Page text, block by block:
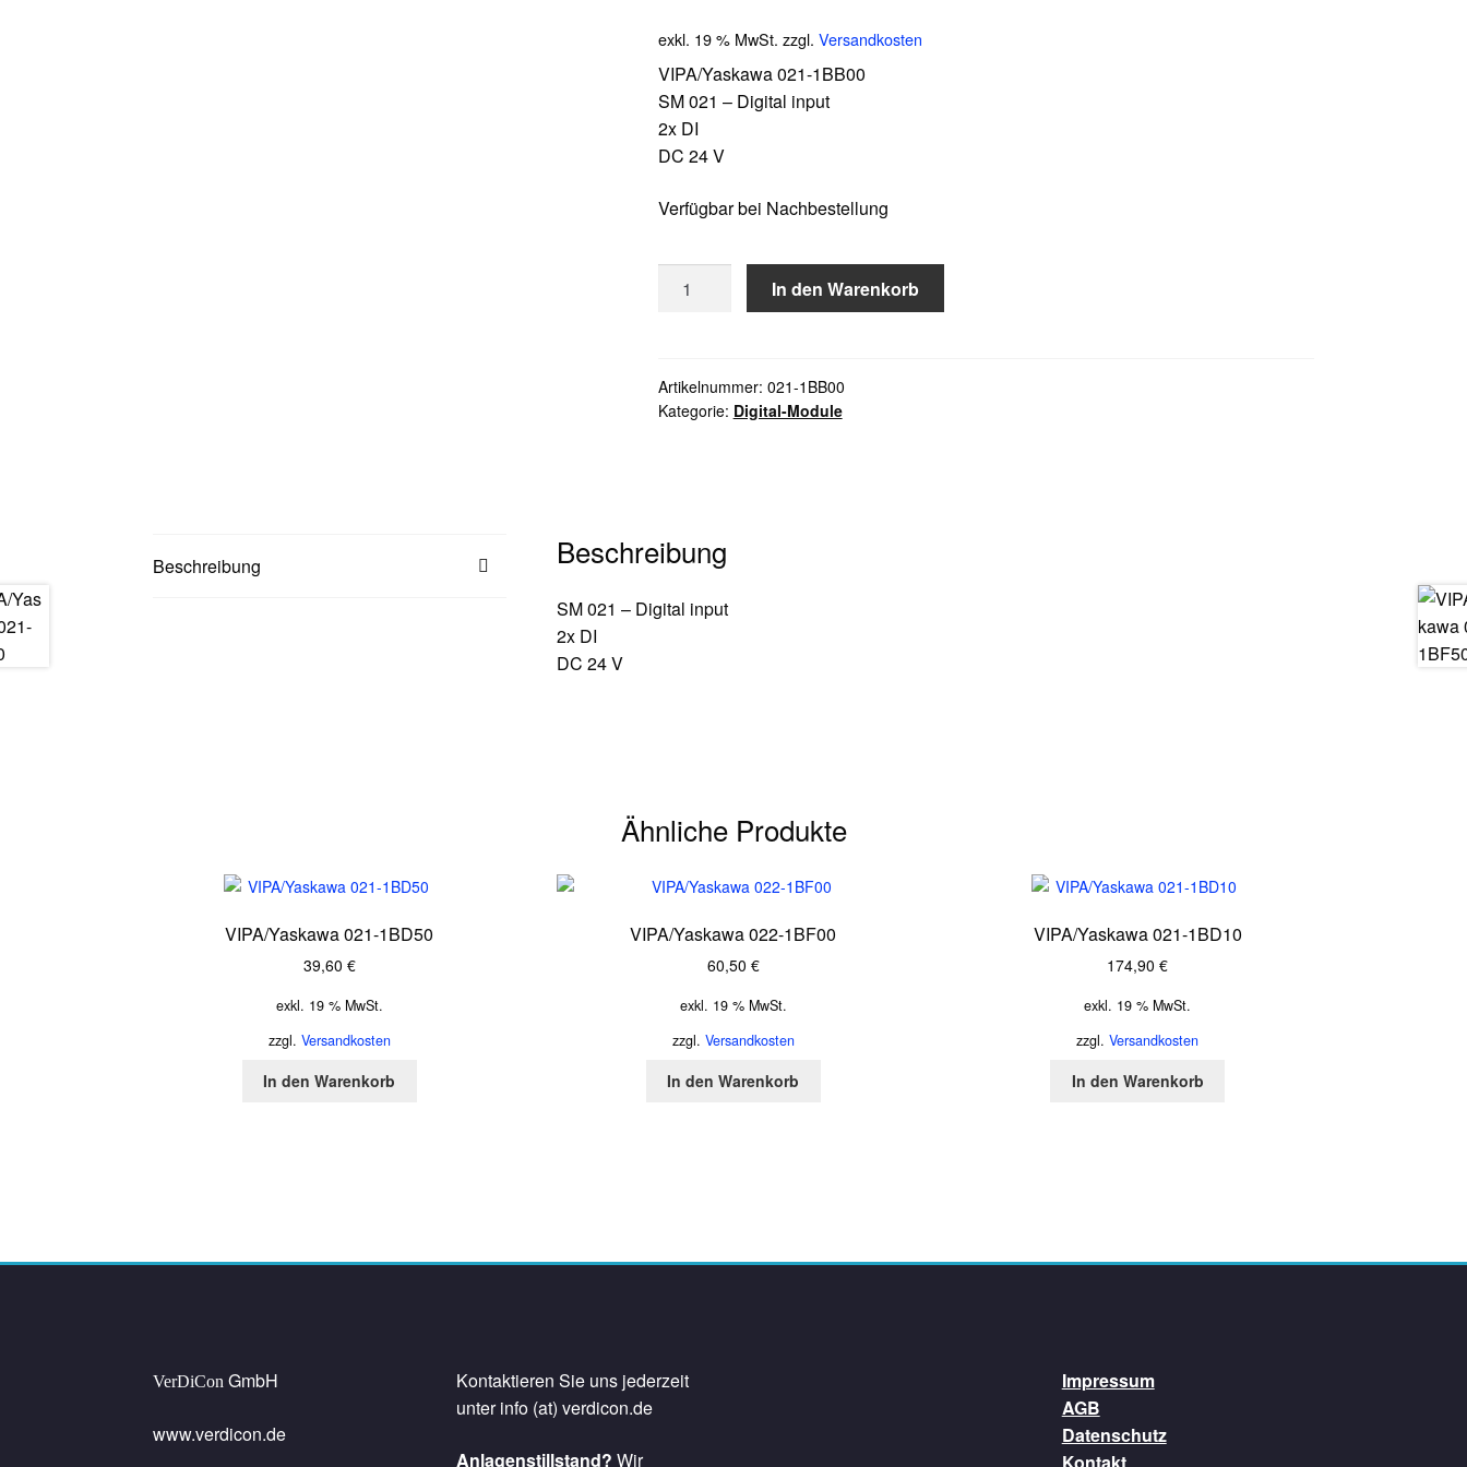
exkl. 19 % MwSt. zzgl. Versandkosten
VIPA/Yaskawa 021-1BB00
SM 021 – Digital input
2x DI
DC 24 V
Verfügbar bei Nachbestellung
021-
In den Warenkorb
Artikelnummer: 021-1BB00
Kategorie: Digital-Module
Beschreibung Beschreibung
SM 021 – Digital input
2x DI
DC 24 V
Ähnliche Produkte
VIPA/Yaskawa 021-1BD50
39,60 €
exkl. 19 % MwSt.
zzgl. Versandkosten
In den Warenkorb
VIPA/Yaskawa 022-1BF00
60,50 €
exkl. 19 % MwSt.
zzgl. Versandkosten
In den Warenkorb
VIPA/Yaskawa 021-1BD10
174,90€
exkl. 19 % MwSt.
zzgl.Versandkosten
In den Warenkorb
VerDiCon GmbH
www.verdicon.de
Kontaktieren Sie uns jederzeit
unter info (at) verdicon.de
Anlagenstillstand? Wir
Impressum
AGB
Datenschutz